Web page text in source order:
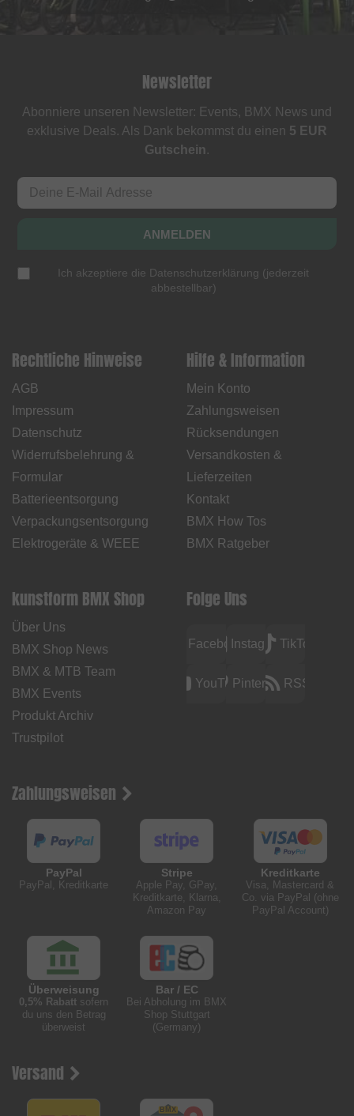
Newsletter
Abonniere unseren Newsletter: Events, BMX News und
exklusive Deals. Als Dank bekommst du einen 5 EUR
Gutschein.
ANMELDEN
Ich akzeptiere die Datenschutzerklärung (jederzeit
abbestellbar)
Rechtliche Hinweise
AGB
Impressum
Datenschutz
Widerrufsbelehrung &
Formular
Batterieentsorgung
Verpackungsentsorgung
Elektrogeräte & WEEE
Hilfe & Information
Mein Konto
Zahlungsweisen
Rücksendungen
Versandkosten &
Lieferzeiten
Kontakt
BMX How Tos
BMX Ratgeber
kunstform BMX Shop
Über Uns
BMX Shop News
BMX & MTB Team
BMX Events
Produkt Archiv
Trustpilot
Folge Uns
FacebookInstagramTikTok
YouTubePinterest RSS
Zahlungsweisen
PayPal
PayPal, Kreditkarte
Stripe
Apple Pay, GPay,
Kreditkarte, Klarna,
Amazon Pay
Kreditkarte
Visa, Mastercard &
Co. via PayPal (ohne
PayPal Account)
Überweisung
0,5% Rabatt sofern
du uns den Betrag
überweist
Bar / EC
Bei Abholung im BMX
Shop Stuttgart
(Germany)
Versand